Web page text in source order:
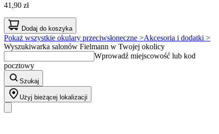
41,90 zł
Dodaj do koszyka
Pokaż wszystkie okulary przeciwsłoneczne >Akcesoria i dodatki >
Wyszukiwarka salonów Fielmann w Twojej okolicy
Wprowadź miejscowość lub kod
pocztowy
Szukaj
Użyj bieżącej lokalizacji